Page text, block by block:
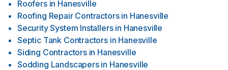
Roofers in Hanesville
Roofing Repair Contractors in Hanesville
Security System Installers in Hanesville
Septic Tank Contractors in Hanesville
Siding Contractors in Hanesville
Sodding Landscapers in Hanesville